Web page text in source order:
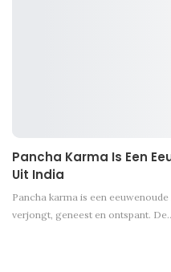
Pancha Karma Is Een
Uit India
Pancha karma is een
verjongt, geneest en ontspant.